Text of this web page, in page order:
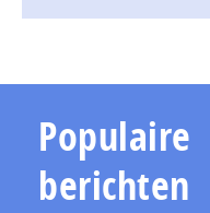
Populaire
berichten